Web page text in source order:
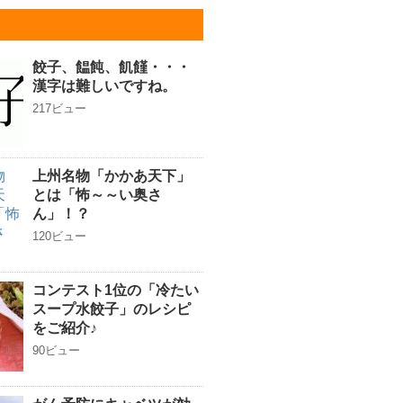
餃子、饂飩、飢饉・・・
漢字は難しいですね。
217ビュー
上州名物「かかあ天下」
とは「怖～～い奥さ
ん」！？
120ビュー
コンテスト1位の「冷たい
スープ水餃子」のレシピ
をご紹介♪
90ビュー